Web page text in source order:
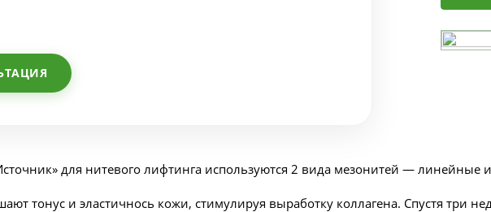
для нитевого лифтинга используются 2 вида мезонитей — линейные
тонус и эластичнось кожи, стимулируя выработку коллагена. Спустя три